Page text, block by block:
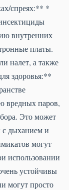
спреях:** *
внутренних
платы.
налет, а также
здоровья:**
вредных паров,
Это может
с дыханием и
могут
использовании
устойчивы
могут просто